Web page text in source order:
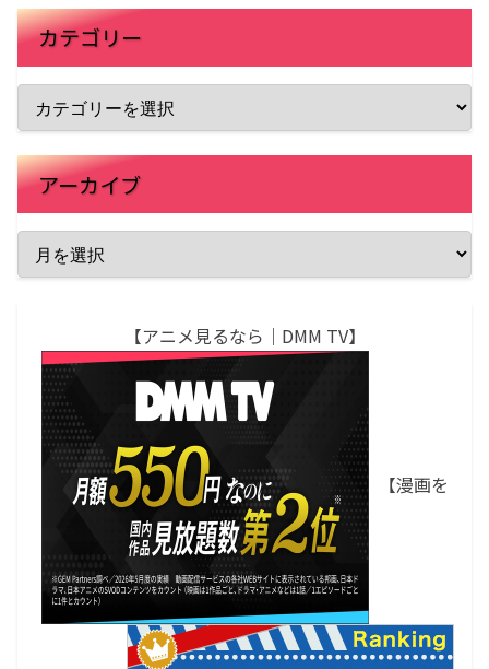
カテゴリー
アーカイブ
【アニメ見るなら｜DMM TV】
【漫画を